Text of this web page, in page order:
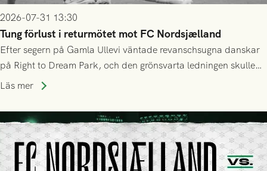
2026-07-31 13:30
Tung förlust i returmötet mot FC Nordsjælland
Efter segern på Gamla Ullevi väntade revanschsugna danskar
på Right to Dream Park, och den grönsvarta ledningen skulle
upphöra efter mindre än kvarten spelad. På lika mark visade
tennissiffror och det grönsvarta europaäventyret tog slut.
Läs mer